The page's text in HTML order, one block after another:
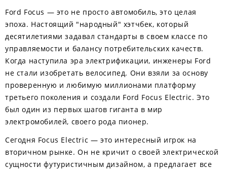
Ford Focus — это не просто автомобиль, это целая
эпоха. Настоящий "народный" хэтчбек, который
десятилетиями задавал стандарты в своем классе по
управляемости и балансу потребительских качеств.
Когда наступила эра электрификации, инженеры Ford
не стали изобретать велосипед. Они взяли за основу
проверенную и любимую миллионами платформу
третьего поколения и создали Ford Focus Electric. Это
был один из первых шагов гиганта в мир
электромобилей, своего рода пионер.
Сегодня Focus Electric — это интересный игрок на
вторичном рынке. Он не кричит о своей электрической
сущности футуристичным дизайном, а предлагает все